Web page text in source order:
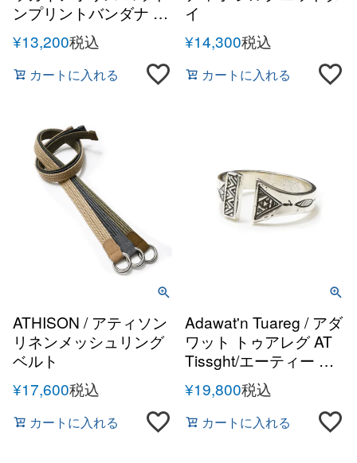
ンプリントバンダナ ス
カーフ ネッカチーフ
¥13,200税込
カートに入れる
イ
¥14,300税込
カートに入れる
ATHISON / アティソン
リネンメッシュリング
ベルト
¥17,600税込
カートに入れる
Adawat'n Tuareg / アダ
ワット トゥアレグ AT
Tissght/エーティー テ
ィサット シルバーハン
ドメイドリング
¥19,800税込
カートに入れる